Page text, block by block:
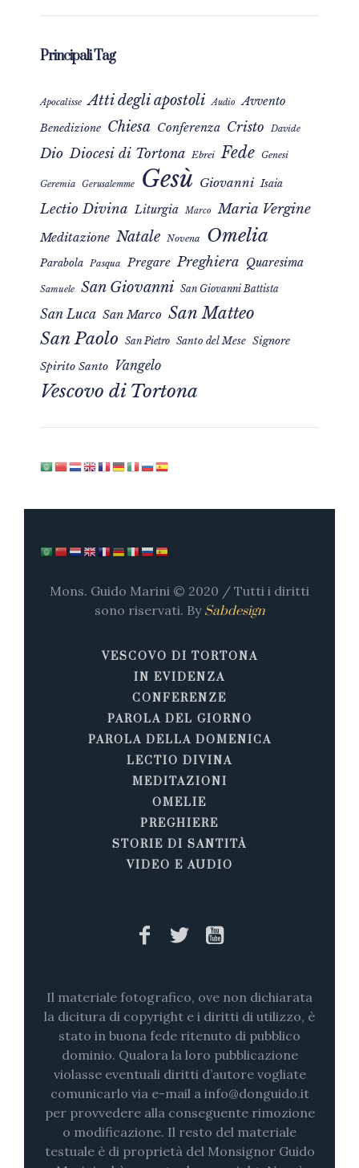
Principali Tag
Apocalisse Atti degli apostoli Audio Avvento
Benedizione Chiesa Conferenza Cristo Davide
Dio Diocesi di Tortona Ebrei Fede Genesi
Geremia Gerusalemme Gesù Giovanni Isaia
Lectio Divina Liturgia Marco Maria Vergine
Meditazione Natale Novena Omelia
Parabola Pasqua Pregare Preghiera Quaresima
Samuele San Giovanni San Giovanni Battista
San Luca San Marco San Matteo
San Paolo San Pietro Santo del Mese Signore
Spirito Santo Vangelo
Vescovo di Tortona
Mons. Guido Marini © 2020 / Tutti i diritti
sono riservati. By Sabdesign
VESCOVO DI TORTONA
IN EVIDENZA
CONFERENZE
PAROLA DEL GIORNO
PAROLA DELLA DOMENICA
LECTIO DIVINA
MEDITAZIONI
OMELIE
PREGHIERE
STORIE DI SANTITÀ
VIDEO E AUDIO
Il materiale fotografico, ove non dichiarata
la dicitura di copyright e i diritti di utilizzo, è
stato in buona fede ritenuto di pubblico
dominio. Qualora la loro pubblicazione
violasse eventuali diritti d’autore vogliate
comunicarlo via e-mail a info@donguido.it
per provvedere alla conseguente rimozione
o modificazione. Il resto del materiale
testuale è di proprietà del Monsignor Guido